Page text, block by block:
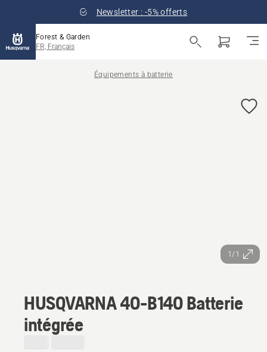
Newsletter : -5% offerts
Forest & Garden
FR, Français
Équipements à batterie
1/1
HUSQVARNA 40-B140 Batterie
intégrée